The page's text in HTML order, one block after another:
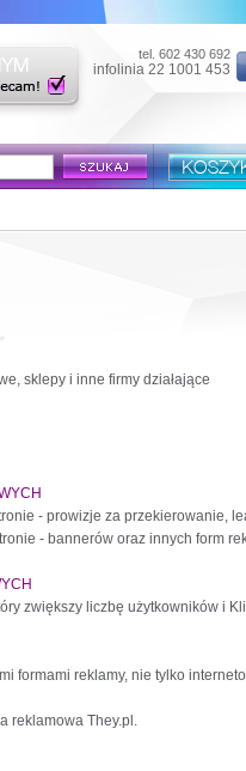
tel. 602 430 692
infolinia 22 1001 453
sklepy i inne firmy działające
- prowizje za przekierowanie,
- bannerów oraz innych form
zwiększy liczbę użytkowników i
formami reklamy, nie tylko
reklamowa They.pl.